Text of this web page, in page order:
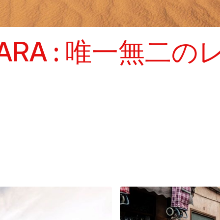
: 唯一無二の